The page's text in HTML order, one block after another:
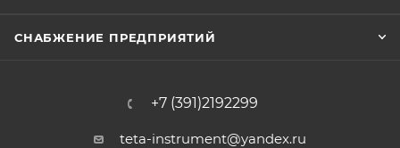
СНАБЖЕНИЕ ПРЕДПРИЯТИЙ
+7 (391)2192299
teta-instrument@yandex.ru